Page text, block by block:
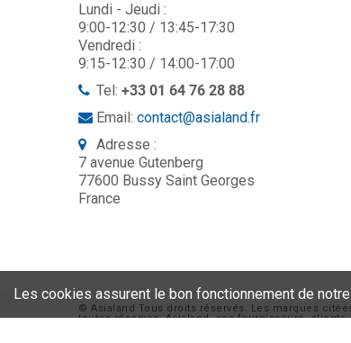
Lundi - Jeudi :
9:00-12:30 / 13:45-17:30
Vendredi :
9:15-12:30 / 14:00-17:00
Tel: +33 01 64 76 28 88
Email: contact@asialand.fr
Adresse :
7 avenue Gutenberg
77600 Bussy Saint Georges
France
© Asialand Tous droits réservés. Les marques
toutes réserves. Asialand, ses fournisseurs,
Les cookies assurent le bon fonctionnement de